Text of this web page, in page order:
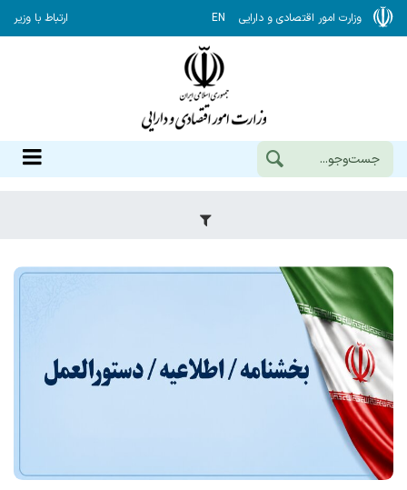
وزارت امور اقتصادی و دارایی EN ارتباط با وزیر